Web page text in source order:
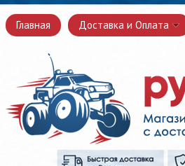
Главная Доставка и Оплата